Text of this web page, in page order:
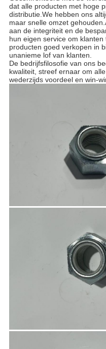
dat alle producten met hoge
distributie.We hebben ons
maar snelle omzet
aan de integriteit en de
hun eigen service om
producten goed verkopen in
unanieme lof van klanten.
De bedrijfsfilosofie van ons
kwaliteit, streef ernaar om
wederzijds voordeel en win-